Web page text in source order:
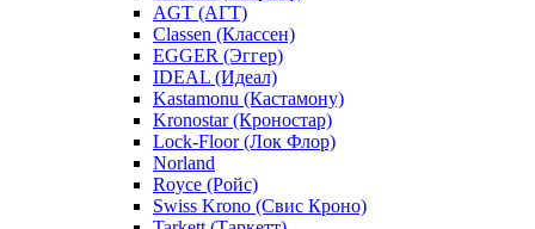
AGT (АГТ)
Classen (Классен)
EGGER (Эггер)
IDEAL (Идеал)
Kastamonu (Кастамону)
Kronostar (Кроностар)
Lock-Floor (Лок Флор)
Norland
Royce (Ройс)
Swiss Krono (Свис Кроно)